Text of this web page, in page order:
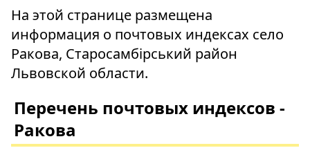
На этой странице размещена
информация о почтовых индексах село
Ракова, Старосамбірський район
Львовской области.
Перечень почтовых индексов -
Ракова